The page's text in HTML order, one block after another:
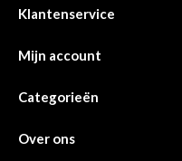
Klantenservice
Mijn account
Categorieën
Over ons